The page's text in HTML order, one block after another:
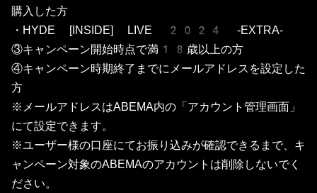
購入した方
・HYDE [INSIDE] LIVE 2024 -EXTRA-
③キャンペーン開始時点で満18歳以上の方
④キャンペーン時期終了までにメールアドレスを設定した
方
※メールアドレスはABEMA内の「アカウント管理画面」
にて設定できます。
※ユーザー様の口座にてお振り込みが確認できるまで、キ
ャンペーン対象のABEMAのアカウントは削除しないでく
ださい。